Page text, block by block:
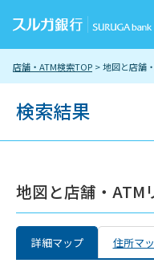
店舗・ATM検索TOP > 地図と店舗
検索結果
地図と店舗・ATM
詳細マップ 住所マ